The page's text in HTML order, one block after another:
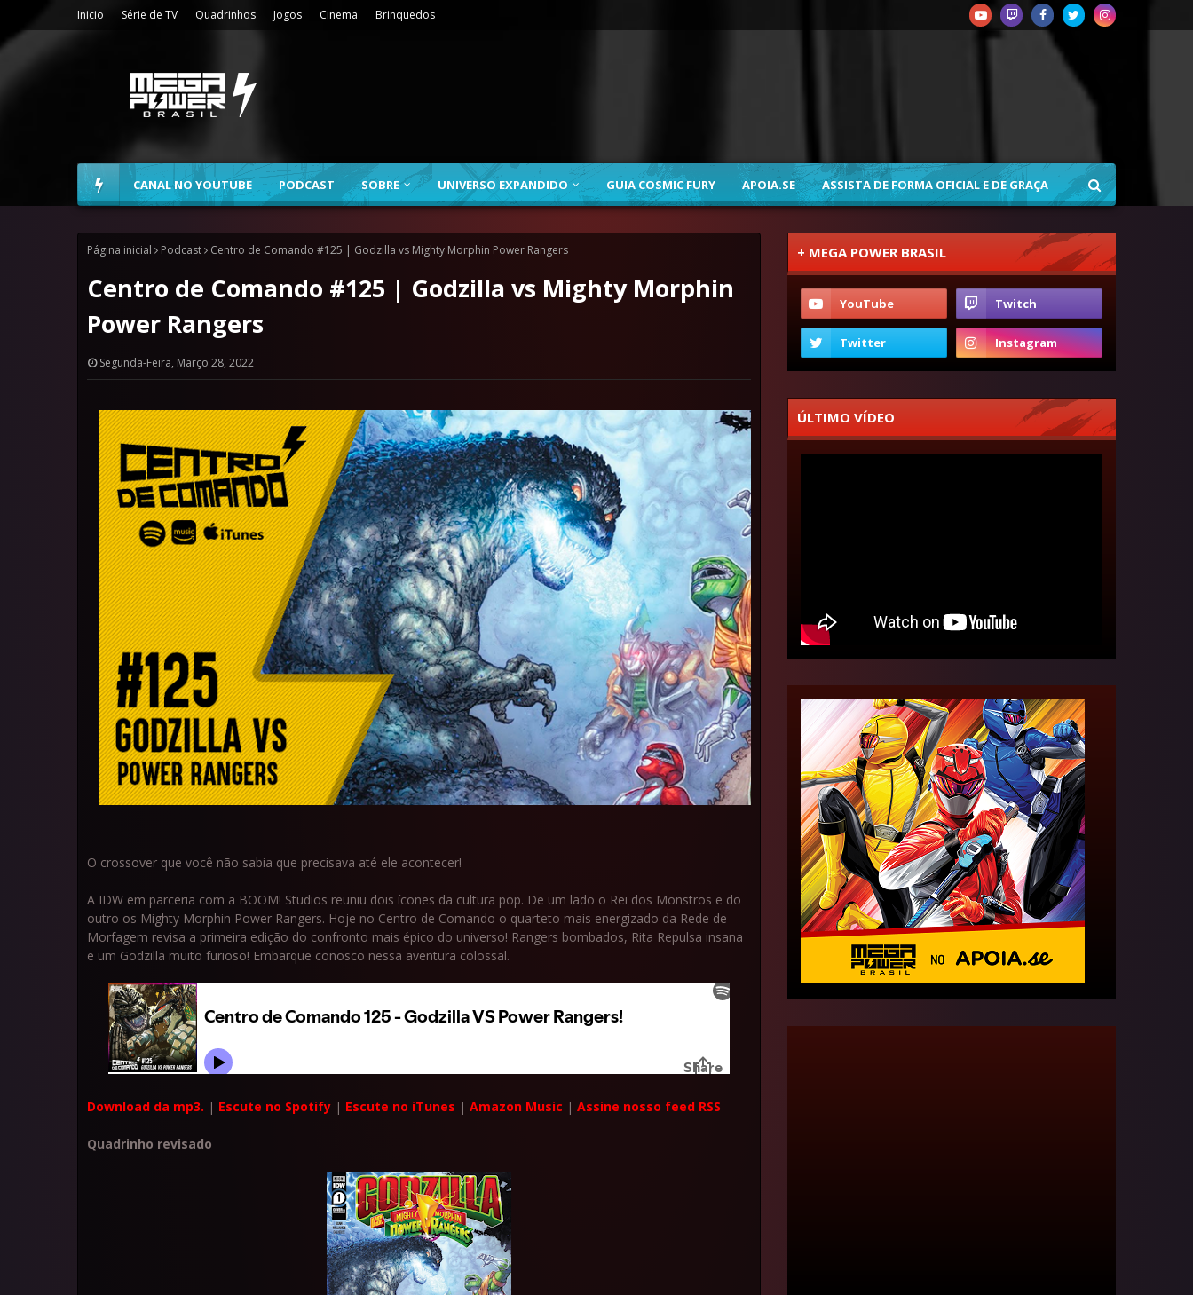
Inicio Série de TV Quadrinhos Jogos Cinema Brinquedos
CANAL NO YOUTUBE PODCAST SOBRE UNIVERSO EXPANDIDO GUIA COSMIC FURY APOIA.SE ASSISTA DE FORMA OFICIAL E DE GRAÇA
Página inicial Podcast Centro de Comando #125 | Godzilla vs Mighty Morphin Power Rangers
Centro de Comando #125 | Godzilla vs Mighty Morphin
Power Rangers
Segunda-Feira, Março 28, 2022
O crossover que você não sabia que precisava até ele acontecer!
A IDW em parceria com a BOOM! Studios reuniu dois ícones da cultura pop. De um lado o Rei dos Monstros e do
outro os Mighty Morphin Power Rangers. Hoje no Centro de Comando o quarteto mais energizado da Rede de
Morfagem revisa a primeira edição do confronto mais épico do universo! Rangers bombados, Rita Repulsa insana
e um Godzilla muito furioso! Embarque conosco nessa aventura colossal.
Download da mp3. | Escute no Spotify | Escute no iTunes | Amazon Music | Assine nosso feed RSS
Quadrinho revisado
+ MEGA POWER BRASIL
ÚLTIMO VÍDEO